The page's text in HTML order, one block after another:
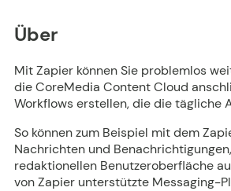
Über
Mit Zapier können Sie problemlos
die CoreMedia Content Cloud
Workflows erstellen, die die tägliche
So können zum Beispiel mit dem
Nachrichten und
redaktionellen Benutzeroberfläche
von Zapier unterstützte Messaging-